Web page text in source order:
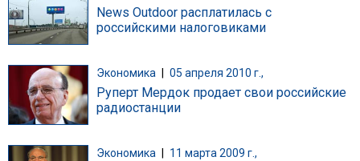
News Outdoor расплатилась с
российскими налоговиками
Экономика 05 апреля 2010 г.,
Руперт Мердок продает свои российские
радиостанции
Экономика 11 марта 2009 г.,